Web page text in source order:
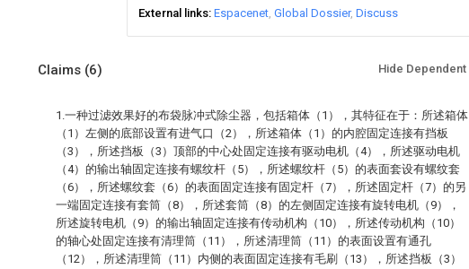
External links Espacenet Global Dossier Discuss
Claims (6) Hide Dependent
1.一种过滤效果好的布袋脉冲式除尘器，包括箱体（1），其特征在于：所述箱体
（1）左侧的底部设置有进气口（2），所述箱体（1）的内腔固定连接有挡板
（3），所述挡板（3）顶部的中心处固定连接有驱动电机（4），所述驱动电机
（4）的输出轴固定连接有螺纹杆（5），所述螺纹杆（5）的表面套设有螺纹套
（6），所述螺纹套（6）的表面固定连接有固定杆（7），所述固定杆（7）的另
一端固定连接有套筒（8），所述套筒（8）的左侧固定连接有旋转电机（9），
所述旋转电机（9）的输出轴固定连接有传动机构（10），所述传动机构（10）
的轴心处固定连接有清理筒（11），所述清理筒（11）的表面设置有通孔
（12），所述清理筒（11）内侧的表面固定连接有毛刷（13），所述挡板（3）